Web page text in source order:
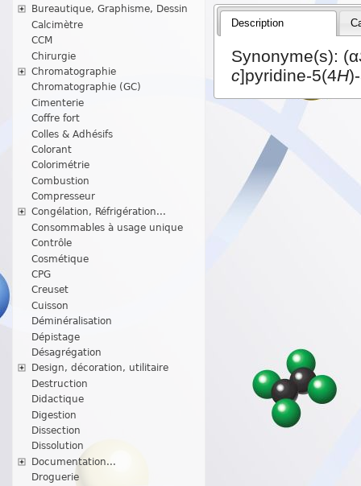
Bureautique, Graphisme, Dessin
Calcimètre
CCM
Chirurgie
Chromatographie
Chromatographie (GC)
Cimenterie
Coffre fort
Colles & Adhésifs
Colorant
Colorimétrie
Combustion
Compresseur
Congélation, Réfrigération...
Consommables à usage unique
Contrôle
Cosmétique
CPG
Creuset
Cuisson
Déminéralisation
Dépistage
Désagrégation
Design, décoration, utilitaire
Destruction
Didactique
Digestion
Dissection
Dissolution
Documentation...
Droguerie
Description
Synonyme(s): (α
c]pyridine-5(4H